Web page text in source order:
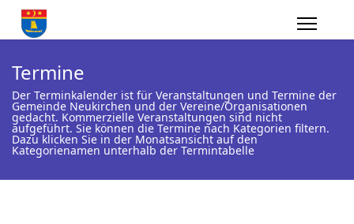
Termine
Der Terminkalender ist für Veranstaltungen und Termine der
Gemeinde Neukirchen und der Vereine/Organisationen
gedacht. Kommerzielle Veranstaltungen sind nicht
aufgeführt. Sie können die Termine nach Kategorien filtern.
Dazu klicken Sie in der Monatsansicht auf den
Kategorienamen unterhalb der Termintabelle